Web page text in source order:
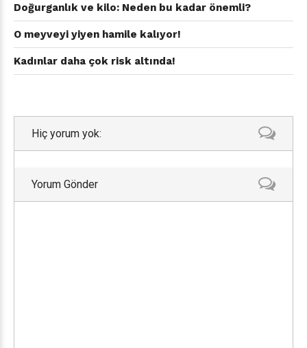
Doğurganlık ve kilo: Neden bu kadar önemli?
O meyveyi yiyen hamile kalıyor!
Kadınlar daha çok risk altında!
Hiç yorum yok:
Yorum Gönder